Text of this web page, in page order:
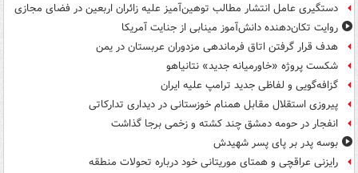
دستگیری عامل انتشار مطالب توهین‌آمیز علیه زائران اربعین در فضای مجازی
روایت تکان‌دهنده دانش‌آموز مینابی از جنایت آمریکا
هدف قرار گرفتن اتاق‌ فرماندهی مزدوران عربستان در یمن
شکست پروژه «خاورمیانه جدید» نتانیاهو
گزافه‌گویی و لفاظی جدید ترامپ علیه ایران
پیروزی استقلال مقابل همنام خوزستانی در دیداری تدارکاتی
انفجار در حومه دمشق چند کشته و زخمی برجا گذاشت
بوسه‌ پدر بر پای پسر شهیدش
رایزنی عراقچی و همتای موریتانی خود درباره تحولات منطقه